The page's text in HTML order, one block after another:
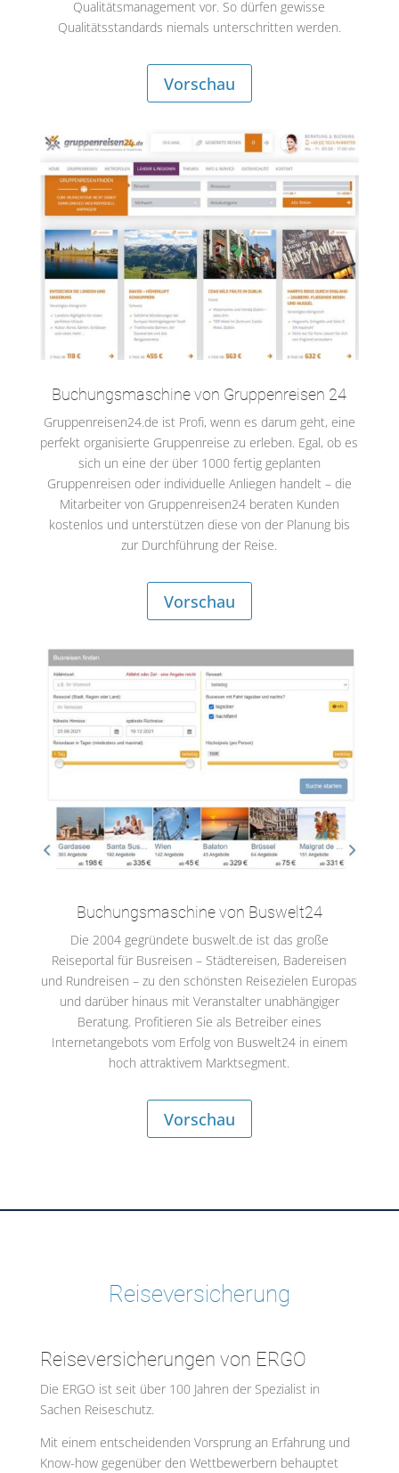
Qualitätsmanagement vor. So dürfen gewisse
Qualitätsstandards niemals unterschritten werden.
Vorschau
Buchungsmaschine von Gruppenreisen 24
Gruppenreisen24.de ist Profi, wenn es darum geht, eine
perfekt organisierte Gruppenreise zu erleben. Egal, ob es
sich un eine der über 1000 fertig geplanten
Gruppenreisen oder individuelle Anliegen handelt – die
Mitarbeiter von Gruppenreisen24 beraten Kunden
kostenlos und unterstützen diese von der Planung bis
zur Durchführung der Reise.
Vorschau
Buchungsmaschine von Buswelt24
Die 2004 gegründete buswelt.de ist das große
Reiseportal für Busreisen – Städtereisen, Badereisen
und Rundreisen – zu den schönsten Reisezielen Europas
und darüber hinaus mit Veranstalter unabhängiger
Beratung. Profitieren Sie als Betreiber eines
Internetangebots vom Erfolg von Buswelt24 in einem
hoch attraktivem Marktsegment.
Vorschau
Reiseversicherung
Reiseversicherungen von ERGO
Die ERGO ist seit über 100 Jahren der Spezialist in
Sachen Reiseschutz.
Mit einem entscheidenden Vorsprung an Erfahrung und
Know-how gegenüber den Wettbewerbern behauptet